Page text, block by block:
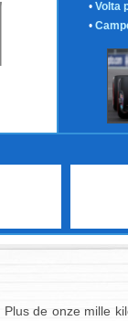
• Volta
•
de onze mille